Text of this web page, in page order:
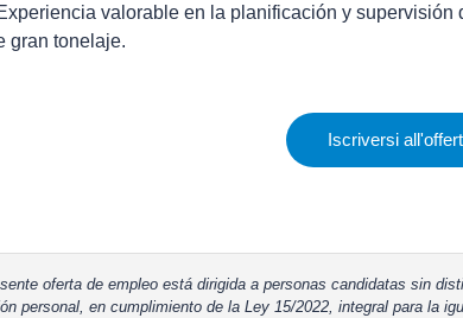
valorable en la planificación y
gran tonelaje.
Iscriversi
oferta de empleo está dirigida a personas candidatas sin
personal, en cumplimiento de la Ley 15/2022, integral para la